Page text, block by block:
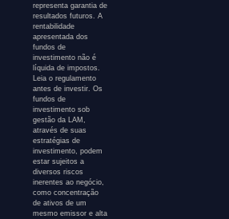
representa garantia de
resultados futuros. A
rentabilidade
apresentada dos
fundos de
investimento não é
líquida de impostos.
Leia o regulamento
antes de investir. Os
fundos de
investimento sob
gestão da LAM,
através de suas
estratégias de
investimento, podem
estar sujeitos a
diversos riscos
inerentes ao negócio,
como concentração
de ativos de um
mesmo emissor e alta